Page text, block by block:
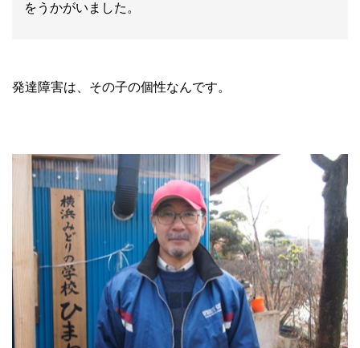
をうかがいました。
発達障害は、その子の個性なんです。